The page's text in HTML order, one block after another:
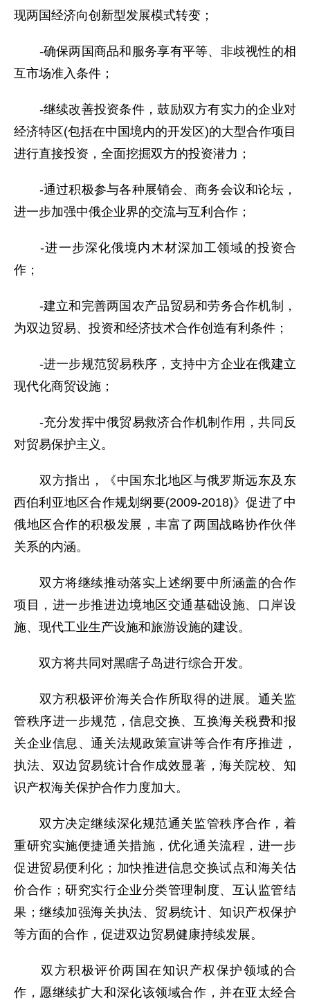
现两国经济向创新型发展模式转变；
-确保两国商品和服务享有平等、非歧视性的相
互市场准入条件；
-继续改善投资条件，鼓励双方有实力的企业对
经济特区(包括在中国境内的开发区)的大型合作项目
进行直接投资，全面挖掘双方的投资潜力；
-通过积极参与各种展销会、商务会议和论坛，
进一步加强中俄企业界的交流与互利合作；
-进一步深化俄境内木材深加工领域的投资合
作；
-建立和完善两国农产品贸易和劳务合作机制，
为双边贸易、投资和经济技术合作创造有利条件；
-进一步规范贸易秩序，支持中方企业在俄建立
现代化商贸设施；
-充分发挥中俄贸易救济合作机制作用，共同反
对贸易保护主义。
双方指出，《中国东北地区与俄罗斯远东及东
西伯利亚地区合作规划纲要(2009-2018)》促进了中
俄地区合作的积极发展，丰富了两国战略协作伙伴
关系的内涵。
双方将继续推动落实上述纲要中所涵盖的合作
项目，进一步推进边境地区交通基础设施、口岸设
施、现代工业生产设施和旅游设施的建设。
双方将共同对黑瞎子岛进行综合开发。
双方积极评价海关合作所取得的进展。通关监
管秩序进一步规范，信息交换、互换海关税费和报
关企业信息、通关法规政策宣讲等合作有序推进，
执法、双边贸易统计合作成效显著，海关院校、知
识产权海关保护合作力度加大。
双方决定继续深化规范通关监管秩序合作，着
重研究实施便捷通关措施，优化通关流程，进一步
促进贸易便利化；加快推进信息交换试点和海关估
价合作；研究实行企业分类管理制度、互认监管结
果；继续加强海关执法、贸易统计、知识产权保护
等方面的合作，促进双边贸易健康持续发展。
双方积极评价两国在知识产权保护领域的合
作，愿继续扩大和深化该领域合作，并在亚太经合